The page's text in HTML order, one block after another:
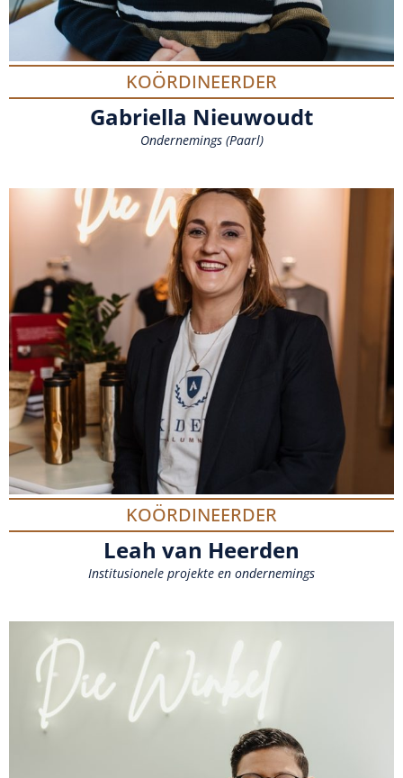
KOÖRDINEERDER
Gabriella Nieuwoudt
Ondernemings (Paarl)
KOÖRDINEERDER
Leah van Heerden
Institusionele projekte en ondernemings